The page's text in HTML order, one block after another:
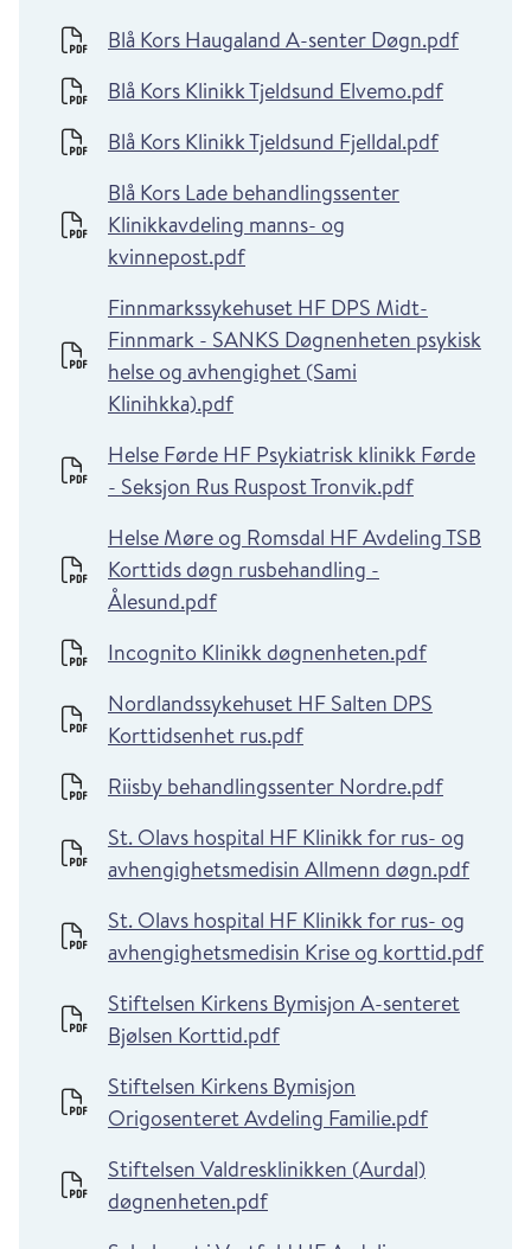
Blå Kors Haugaland A-senter Døgn.pdf
Blå Kors Klinikk Tjeldsund Elvemo.pdf
Blå Kors Klinikk Tjeldsund Fjelldal.pdf
Blå Kors Lade behandlingssenter
Klinikkavdeling manns- og
kvinnepost.pdf
Finnmarkssykehuset HF DPS Midt-
Finnmark - SANKS Døgnenheten psykisk
helse og avhengighet (Sami
Klinihkka).pdf
Helse Førde HF Psykiatrisk klinikk Førde
- Seksjon Rus Ruspost Tronvik.pdf
Helse Møre og Romsdal HF Avdeling TSB
Korttids døgn rusbehandling -
Ålesund.pdf
Incognito Klinikk døgnenheten.pdf
Nordlandssykehuset HF Salten DPS
Korttidsenhet rus.pdf
Riisby behandlingssenter Nordre.pdf
St. Olavs hospital HF Klinikk for rus- og
avhengighetsmedisin Allmenn døgn.pdf
St. Olavs hospital HF Klinikk for rus- og
avhengighetsmedisin Krise og korttid.pdf
Stiftelsen Kirkens Bymisjon A-senteret
Bjølsen Korttid.pdf
Stiftelsen Kirkens Bymisjon
Origosenteret Avdeling Familie.pdf
Stiftelsen Valdresklinikken (Aurdal)
døgnenheten.pdf